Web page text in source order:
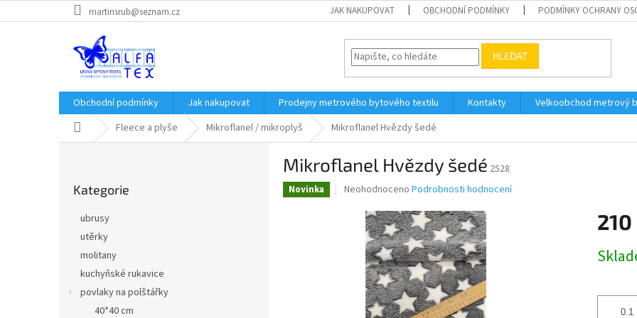
na
martinsrub@seznam.cz JAK NAKUPOVAT OBCHODNÍ PODMÍNKY PODMÍNKY OCHRANY
HLEDAT
Obchodní podmínky Jak nakupovat Prodejny metrového bytového textilu Kontakty Velkoobchod metrový
Domů Fleece a plyše Mikroflanel / mikroplyš Mikroflanel Hvězdy šedé
kategorie
Kategorie
ubrusy
utěrky
molitany
kuchyňské rukavice
povlaky na polštářky
40*40 cm
Mikroflanel Hvězdy šedé 2528
Novinka
Průměrné
produktu
hvězdiček.
Neohodnoceno Podrobnosti hodnocení
210
cena: